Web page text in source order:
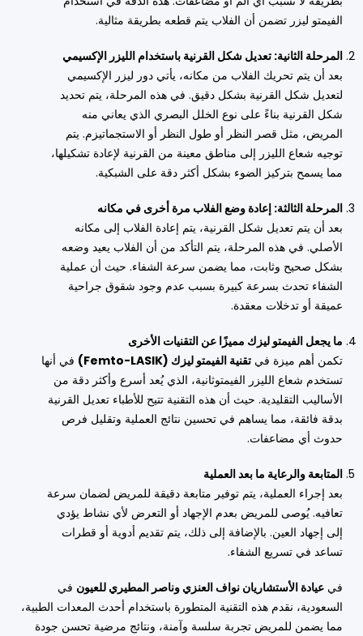
الفيمتو ليزر تضمن أن الفلاب يتم قطعه بطريقة مثالية.
المرحلة الثانية: تعديل شكل القرنية باستخدام الليزر الإكسيمي
بعد أن يتم تحريك الفلاب من مكانه، يأتي دور ليزر الإكسيمي
لتعديل شكل القرنية بشكل دقيق. في هذه المرحلة، يتم تحديد
شكل القرنية بناءً على نوع الخلل البصري الذي يعاني منه
المريض، مثل قصر النظر أو طول النظر أو الاستجماتيزم. يتم
توجيه شعاع الليزر إلى مناطق معينة من القرنية لإعادة تشكيلها،
مما يسمح بتركيز الضوء بشكل أكثر دقة على الشبكية.
المرحلة الثالثة: إعادة وضع الفلاب مرة أخرى في مكانه
بعد أن يتم تعديل شكل القرنية، يتم إعادة الفلاب إلى مكانه
الأصلي. في هذه المرحلة، يتم التأكد من أن الفلاب يعيد وضعه
بشكل صحيح وثابت، مما يضمن سرعة الشفاء. حيث أن عملية
الشفاء تحدث بسرعة كبيرة بسبب عدم وجود شقوق جراحية
عميقة أو تدخلات معقدة.
ما يجعل الفيمتو ليزك مميزًا عن التقنيات الأخرى
تكمن أهم ميزة في تقنية الفيمتو ليزك (Femto-LASIK)
في أنها
تستخدم شعاع الليزر الفيمتوثانية، الذي يُعد أسرع وأكثر دقة من
الأساليب التقليدية. حيث أن هذه التقنية تتيح للأطباء تعديل القرنية
بدقة فائقة، مما يساهم في تحسين نتائج العملية وتقليل فرص
حدوث أي مضاعفات.
المتابعة والرعاية ما بعد العملية
بعد إجراء العملية، يتم توفير متابعة دقيقة للمريض لضمان سرعة
تعافيه. يُوصى للمريض بعدم الإجهاد أو التعرض لأي نشاط يؤدي
إلى إجهاد العين. بالإضافة إلى ذلك، يتم تقديم أدوية أو قطرات
تساعد في تسريع الشفاء.
في عيادة الأستشاريان نواف العنزي وناصر المطيري للعيون في
السعودية، نقدم هذه التقنية المتطورة باستخدام أحدث المعدات الطبية،
مما يضمن للمريض تجربة سلسة وآمنة، ونتائج مرضية تحسن جودة